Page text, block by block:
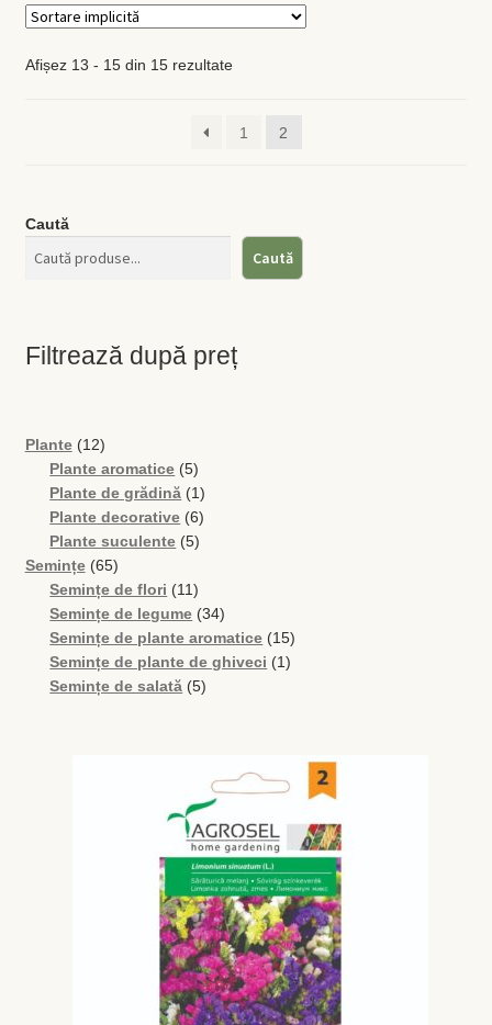
Afișez 13 - 15 din 15 rezultate
1 2
Caută
Caută
Filtrează după preț
Plante 1212
produse
Plante aromatice 55
produse
Plante de grădină 11
produs
Plante decorative 66
produse
Plante suculente 55
Semințe 6565
de
produse
Semințe de flori 1111
produse
Semințe de legume 3434
de
produse
Semințe de plante aromatice 1515
produse
Semințe de plante de ghiveci 11
Semințe de salată 55